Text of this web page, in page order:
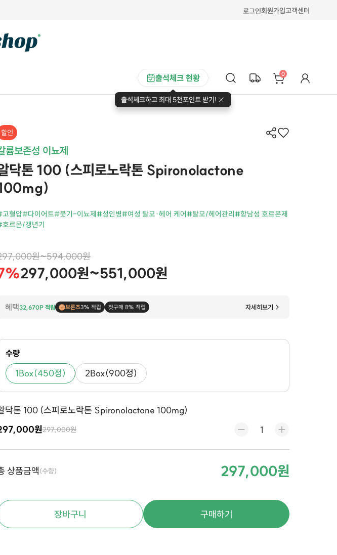
로그인회원가입고객센터
출석체크 현황
출석체크하고 최대 5천포인트 받기!
0
할인
륨보존성 이뇨제
닥톤 100 (스피로노락톤 Spironolactone
혈압#다이어트#붓기-이뇨제#성인병#여성 탈모·헤어 케어#탈모/헤어관리#항남성 호르몬제
르몬/갱년기
원~594,000원
297,000원~551,000원
혜택32,670P 적립 브론즈3% 적립 첫구매 8% 적립 자세히보기
수량
1Box(450정) 2Box(900정)
닥톤 100 (스피로노락톤 Spironolactone 100mg)
원297,000원
상품금액(수량) 297,000원
장바구니 구매하기